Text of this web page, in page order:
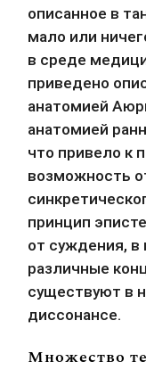
описанное в
мало или
в среде
приведено
анатомией
анатомией
что привело к
возможность
принцип
от суждения, в
различные
существуют в
диссонансе.
Множество